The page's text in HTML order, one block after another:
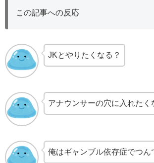
この記事への反応
JKとやりたくなる？
アナウンサーの穴に入れたく
俺はギャンブル依存症でつん